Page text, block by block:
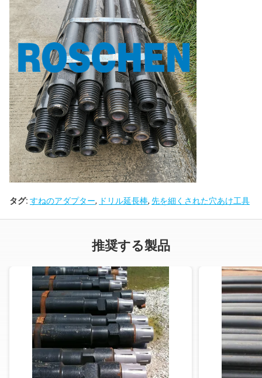
タグ: すねのアダプター, ドリル延長棒, 先を細くされた穴あけ工具
推奨する製品